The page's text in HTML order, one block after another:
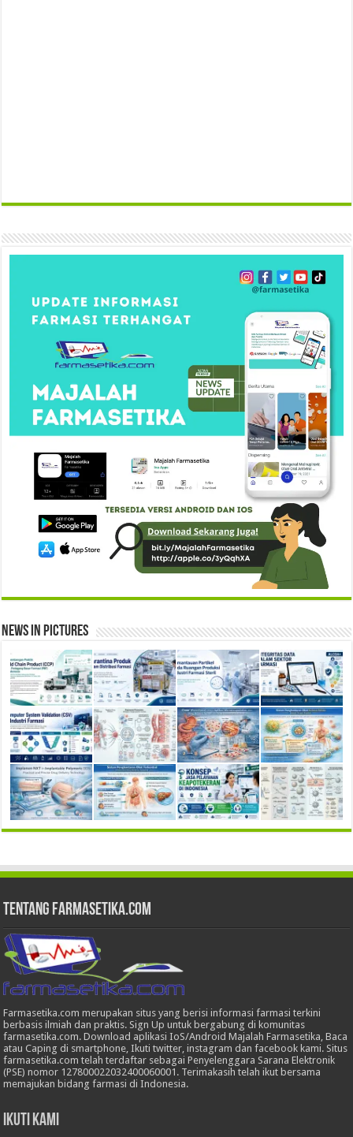
News in Pictures
Tentang Farmasetika.com
Farmasetika.com merupakan situs yang berisi informasi farmasi terkini
berbasis ilmiah dan praktis. Sign Up untuk bergabung di komunitas
farmasetika.com. Download aplikasi IoS/Android Majalah Farmasetika, Baca
atau Caping di smartphone, Ikuti twitter, instagram dan facebook kami. Situs
farmasetika.com telah terdaftar sebagai Penyelenggara Sarana Elektronik
(PSE) nomor 127800022032400060001. Terimakasih telah ikut bersama
memajukan bidang farmasi di Indonesia.
Ikuti Kami